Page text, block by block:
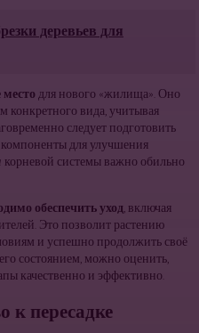
деревьев для
для нового «жилища». Оно
конкретного вида, учитывая
следует подготовить
для улучшения
корневой системы важно обильно
обеспечить уход, включая
Это позволит растению
и успешно продолжить своё
состоянием, можно оценить,
качественно и эффективно.
к пересадке